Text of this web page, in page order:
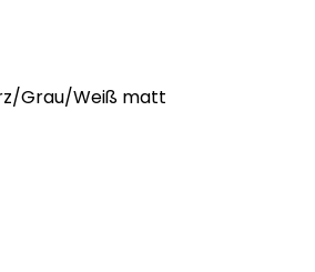
Grau/Weiß matt